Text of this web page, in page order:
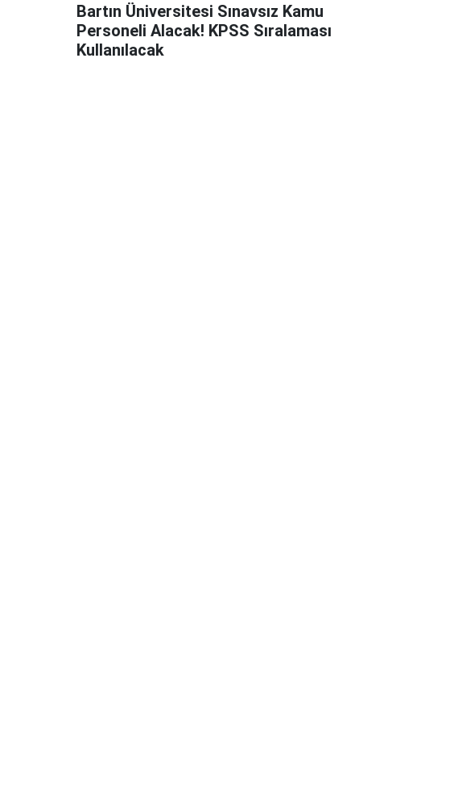
Bartın Üniversitesi Sınavsız Kamu
Personeli Alacak! KPSS Sıralaması
Kullanılacak